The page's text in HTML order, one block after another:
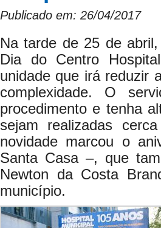
Publicado em: 26/04/2017
Na tarde de 25 de
Dia do Centro
unidade que irá reduzir
complexidade. O
procedimento e tenha
sejam realizadas
novidade marcou o
Santa Casa –, que
Newton da Costa
município.